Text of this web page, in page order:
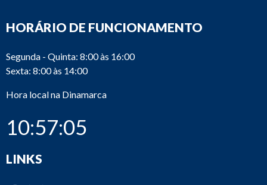
HORÁRIO DE FUNCIONAMENTO
Segunda - Quinta: 8:00 às 16:00
Sexta: 8:00 às 14:00
Hora local na Dinamarca
10:57:06
LINKS